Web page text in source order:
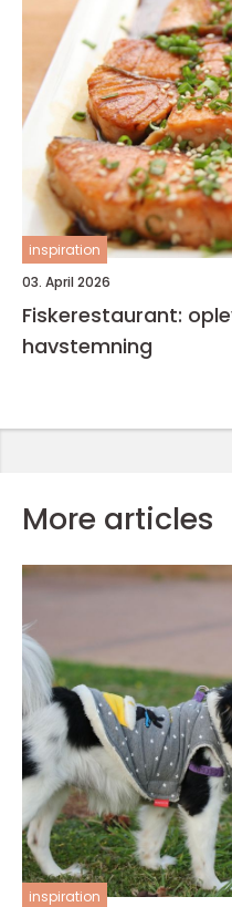
inspiration
03. April 2026
Fiskerestaurant:
havstemning
More articles
inspiration